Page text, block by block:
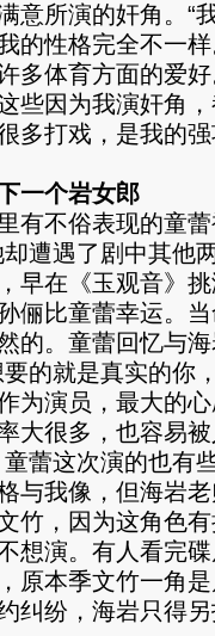
意所演的奸角。“
的性格完全不一
多体育方面的爱
些因为我演奸角
多打戏，是我的
一个岩女郎
不俗表现的童蕾
却遭遇了剧中其他
早在《玉观音》
俪比童蕾幸运。
的。童蕾回忆与
的就是真实的你
为演员，最大的
大很多，也容易
蕾这次演的也有
与我像，但海岩
竹，因为这角色
想演。有人看完
原本季文竹一角
纠纷，海岩只得